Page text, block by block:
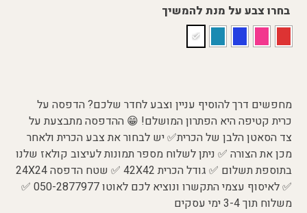
בחרו צבע על מנת להמשיך
מחפשים דרך להוסיף עניין וצבע לחדר שלכם? הדפסה על
כרית קטיפה היא הפתרון המושלם! 😁 ההדפסה מתבצעת על
צד הסאטן הלבן של הכרית✅ יש לבחור את צבע הכרית ולאחר
מכן את הצורה ✅ ניתן לשלוח מספר תמונות לעיצוב קולאז שלנו
בתוספת תשלום ✅ גודל הכרית 42X42 ✅ שטח הדפסה 24X24
✅ לאיסוף עצמי התקשרו ונוציא לכם לאוטו 050-2877977 ✅
משלוח תוך 3-4 ימי עסקים